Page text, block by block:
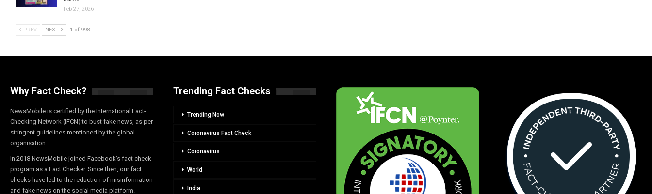
Feb 27, 2026
PREV NEXT 1 of 998
Why Fact Check?
NewsMobile is certified by the International Fact-
Checking Network (IFCN) to bust fake news, as per
stringent guidelines mentioned by the global
organisation.
In 2018 NewsMobile joined Facebook’s fact check
program as a Fact Checker. Since then, our fact
checks have led to the reduction of misinformation
and fake news on the social media platform.
Trending Fact Checks
Trending Now
Coronavirus Fact Check
Coronavirus
World
India